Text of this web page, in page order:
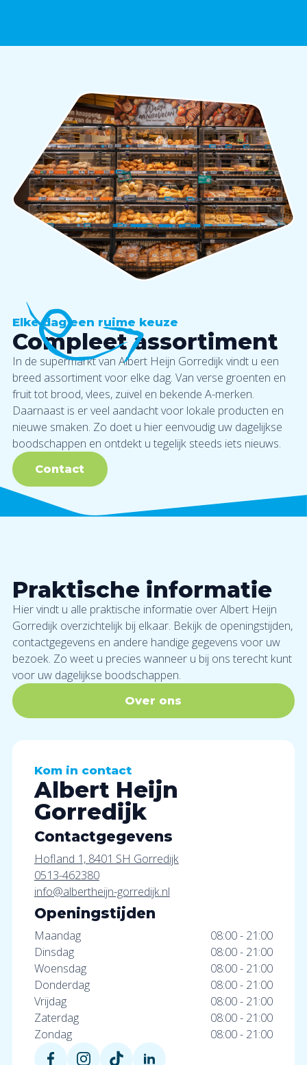
Elke dag een ruime keuze
Compleet assortiment
In de supermarkt van Albert Heijn Gorredijk vindt u een
breed assortiment voor elke dag. Van verse groenten en
fruit tot brood, vlees, zuivel en bekende A-merken.
Daarnaast is er veel aandacht voor lokale producten en
nieuwe smaken. Zo doet u hier eenvoudig uw dagelijkse
boodschappen en ontdekt u tegelijk steeds iets nieuws.
Contact
Praktische informatie
Hier vindt u alle praktische informatie over Albert Heijn
Gorredijk overzichtelijk bij elkaar. Bekijk de openingstijden,
contactgegevens en andere handige gegevens voor uw
bezoek. Zo weet u precies wanneer u bij ons terecht kunt
voor uw dagelijkse boodschappen.
Over ons
Kom in contact
Albert Heijn
Gorredijk
Contactgegevens
Hofland 1, 8401 SH Gorredijk
0513-462380
info@albertheijn-gorredijk.nl
Openingstijden
Maandag
08:00 - 21:00
Dinsdag
08:00 - 21:00
Woensdag
08:00 - 21:00
Donderdag
08:00 - 21:00
Vrijdag
08:00 - 21:00
Zaterdag
08:00 - 21:00
Zondag
08:00 - 21:00